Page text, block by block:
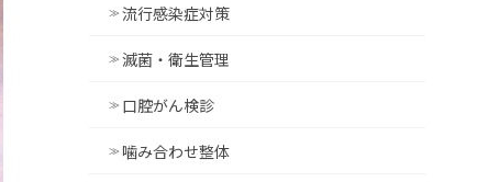
流行感染症対策
滅菌・衛生管理
口腔がん検診
噛み合わせ整体